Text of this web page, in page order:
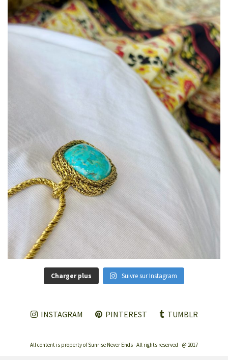
Charger plus Suivre sur Instagram
INSTAGRAM PINTEREST TUMBLR
All content is property of Sunrise Never Ends - All rights reserved - @ 2017